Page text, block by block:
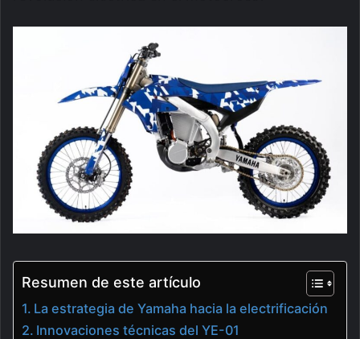
Resumen de este artículo
La estrategia de Yamaha hacia la electrificación
Innovaciones técnicas del YE-01